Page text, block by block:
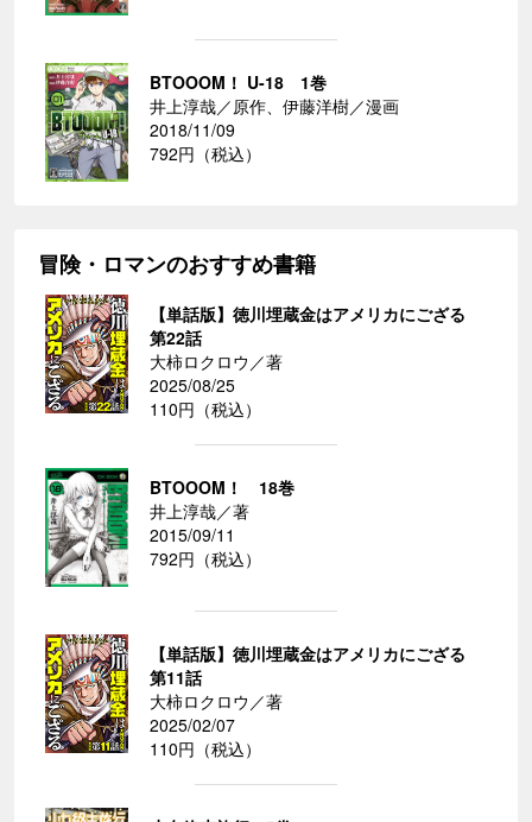
BTOOOM！ U-18 1巻
井上淳哉／原作、伊藤洋樹／漫画
2018/11/09
792円（税込）
冒険・ロマンのおすすめ書籍
【単話版】徳川埋蔵金はアメリカにござる
第22話
大柿ロクロウ／著
2025/08/25
110円（税込）
BTOOOM！ 18巻
井上淳哉／著
2015/09/11
792円（税込）
【単話版】徳川埋蔵金はアメリカにござる
第11話
大柿ロクロウ／著
2025/02/07
110円（税込）